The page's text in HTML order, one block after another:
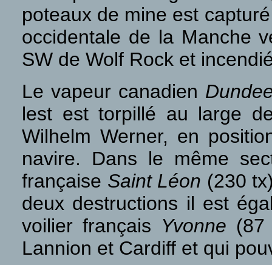
poteaux de mine est
occidentale de la Manche
SW de Wolf Rock et
Le vapeur canadien
lest est torpillé au large
Wilhelm Werner, en
navire. Dans le même
française Saint Léon (230
deux destructions il est
voilier français Yvonne
Lannion et Cardiff et qui